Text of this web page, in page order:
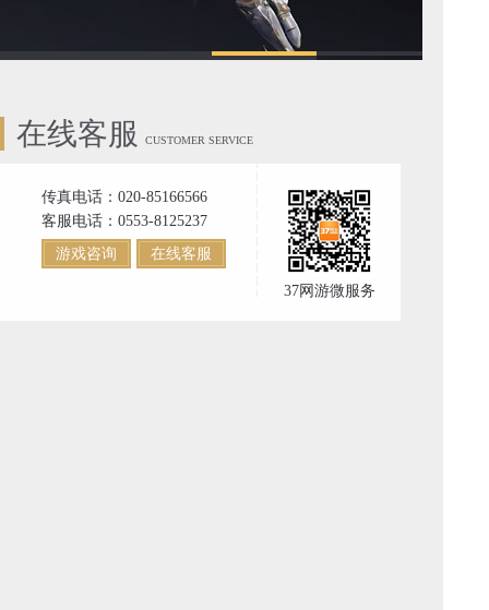
在线客服 CUSTOMER SERVICE
传真电话：020-85166566
客服电话：0553-8125237
游戏咨询
在线客服
37网游微服务